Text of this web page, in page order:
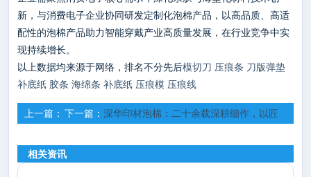
新，与消费电子企业协同研发定制化泡棉产品，以高品质、高适
配性的泡棉产品助力智能穿戴产业高质量发展，在行业竞争中实
现持续增长。
以上数据均来源于网络，排名不分先后模切刀 压痕条 刀版弹垫
补底纸 胶条 海绵条 补底纸 压痕模 压痕线
下一篇： 深华印材泡棉：二十余载深耕细作，以匠
上一篇：
相关资讯